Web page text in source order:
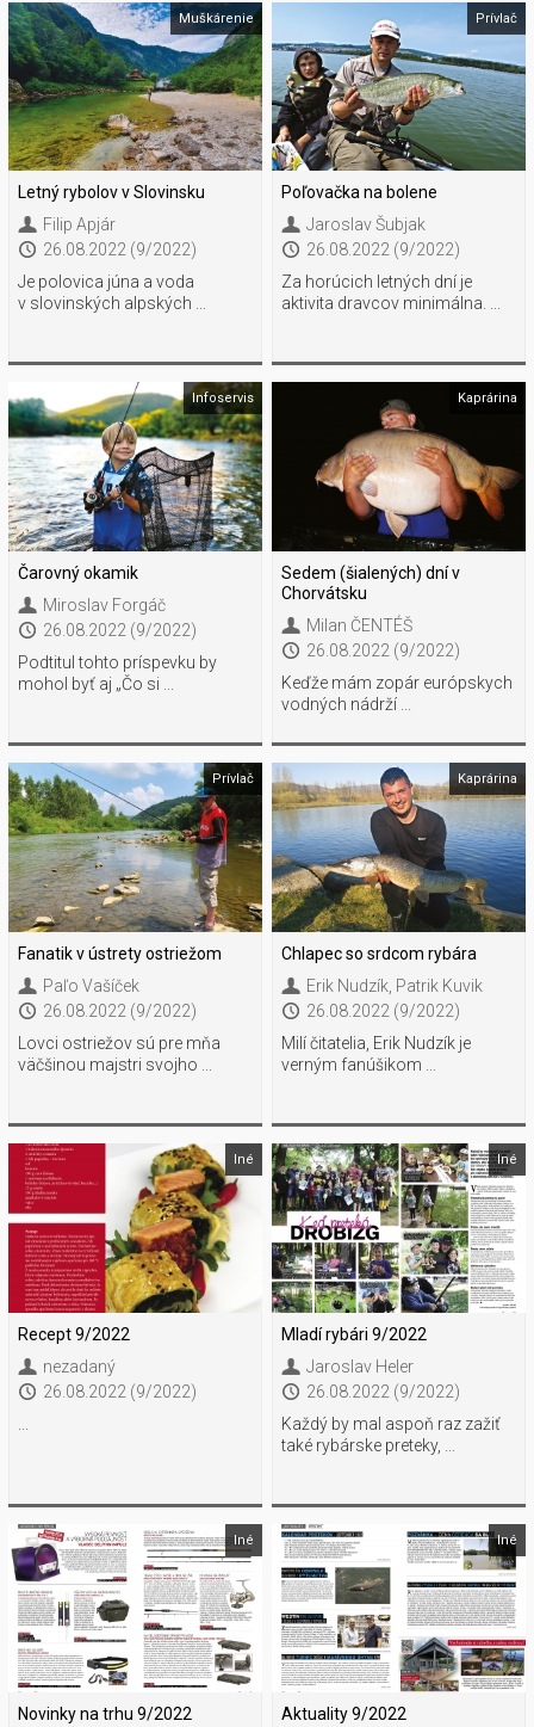
Muškárenie
Letný rybolov v Slovinsku
Filip Apjár
26.08.2022 (9/2022)
Je polovica júna a voda
v slovinských alpských ...
Prívlač
Poľovačka na bolene
Jaroslav Šubjak
26.08.2022 (9/2022)
Za horúcich letných dní je
aktivita dravcov minimálna. ...
Infoservis
Čarovný okamik
Miroslav Forgáč
26.08.2022 (9/2022)
Podtitul tohto príspevku by
mohol byť aj „Čo si ...
Kaprárina
Sedem (šialených) dní v
Chorvátsku
Milan ČENTÉŠ
26.08.2022 (9/2022)
Keďže mám zopár európskych
vodných nádrží ...
Prívlač
Fanatik v ústrety ostriežom
Paľo Vašíček
26.08.2022 (9/2022)
Lovci ostriežov sú pre mňa
väčšinou majstri svojho ...
Kaprárina
Chlapec so srdcom rybára
Erik Nudzík Patrik Kuvik
26.08.2022 (9/2022)
Milí čitatelia, Erik Nudzík je
verným fanúšikom ...
Iné
Recept 9/2022
nezadaný
26.08.2022 (9/2022)
Iné
Mladí rybári 9/2022
Jaroslav Heler
26.08.2022 (9/2022)
Každý by mal aspoň raz zažiť
také rybárske preteky, ...
Iné
Novinky na trhu 9/2022
Iné
Aktuality 9/2022